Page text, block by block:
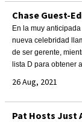
Chase Guest-
En la muy
nueva celebridad
de ser gerente,
lista D para obtener
26 Aug, 2021
Pat Hosts Just